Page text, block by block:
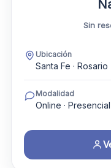
Sin
Ubicación
Santa Fe · Rosario
Modalidad
Online · Presencial